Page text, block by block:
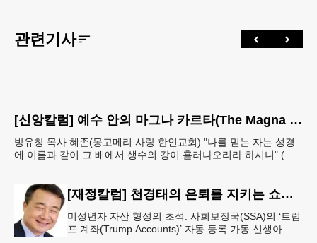
관련기사
[신앙칼럼] 예수 안의 마그나 카르타(The Magna Carta in Jesus, 요한복음John 7:38)
방유창 목사 혜존(몽고메리 사랑 한인교회) "나를 믿는 자는 성경
에 이름과 같이 그 배에서 생수의 강이 흘러나오리라 하시니" (요
[재정칼럼] 천경태의 은퇴를 지키는 쇼셜시큐리티 인사이트 - 은퇴와 생활의 기초를 지키는 가장 현실적인 제도 읽기 (18)
미성년자 자산 형성의 초석: 사회보장국(SSA)의 ‘트럼
프 계좌(Trump Accounts)’ 자동 등록 가동 신생아 출